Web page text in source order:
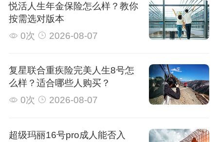
悦活人生年金保险怎么样？教你
按需选对版本
0次
2026-08-07
复星联合重疾险完美人生8号怎
么样？适合哪些人购买？
0次
2026-08-07
超级玛丽16号pro成人能否入